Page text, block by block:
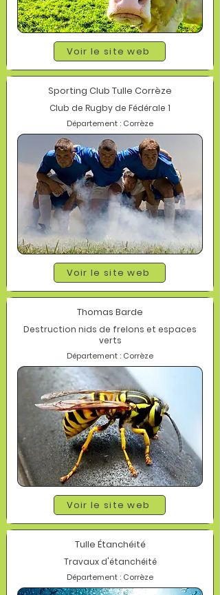
Voir le site web
Sporting Club Tulle Corrèze
Club de Rugby de Fédérale 1
Département : Corrèze
Voir le site web
Thomas Barde
Destruction nids de frelons et espaces
verts
Département : Corrèze
Voir le site web
Tulle Étanchéité
Travaux d'étanchéité
Département : Corrèze